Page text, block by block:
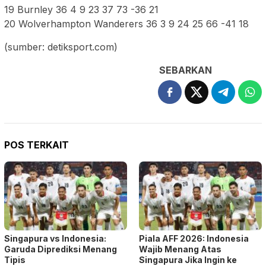
19 Burnley 36 4 9 23 37 73 -36 21
20 Wolverhampton Wanderers 36 3 9 24 25 66 -41 18
(sumber: detiksport.com)
SEBARKAN
POS TERKAIT
Singapura vs Indonesia:
Garuda Diprediksi Menang
Tipis
Piala AFF 2026: Indonesia
Wajib Menang Atas
Singapura Jika Ingin ke